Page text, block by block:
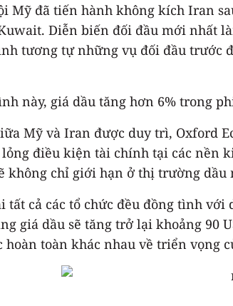
Mỹ đã tiến hành không kích Iran
Diễn biến đối đầu mới nhất
tương tự những vụ đối đầu trước
này, giá dầu tăng hơn 6% trong
Mỹ và Iran được duy trì, Oxford
điều kiện tài chính tại các nền
không chỉ giới hạn ở thị trường dầu
tất cả các tổ chức đều đồng tình
giá dầu sẽ tăng trở lại khoảng 90
hoàn toàn khác nhau về triển vọng